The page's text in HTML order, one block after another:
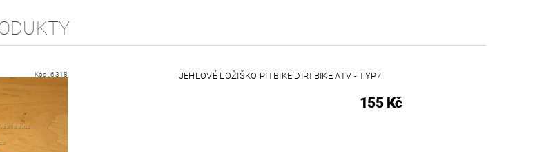
Kód:6318 JEHLOVÉ LOŽIŠKO PITBIKE DIRTBIKE ATV - TYP7
155 Kč